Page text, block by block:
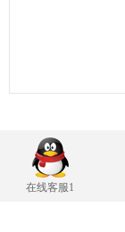
联系我们
在线客服1